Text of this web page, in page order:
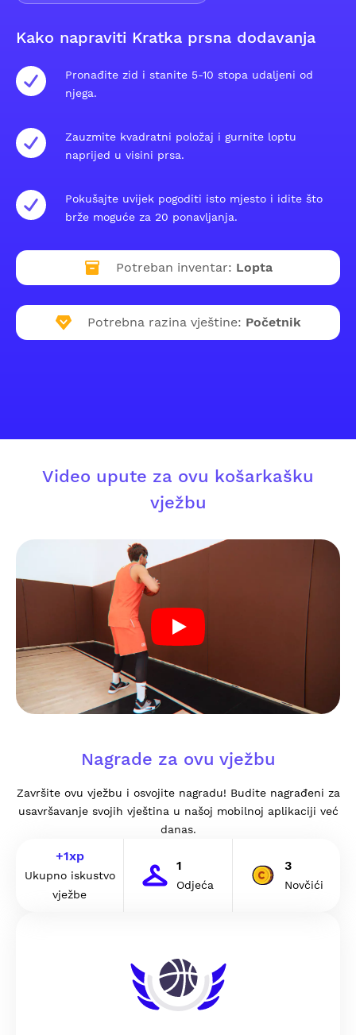
Kako napraviti Kratka prsna dodavanja
Pronađite zid i stanite 5-10 stopa udaljeni od
njega.
Zauzmite kvadratni položaj i gurnite loptu
naprijed u visini prsa.
Pokušajte uvijek pogoditi isto mjesto i idite što
brže moguće za 20 ponavljanja.
Potreban inventar: Lopta
Potrebna razina vještine: Početnik
Video upute za ovu košarkašku
vježbu
Nagrade za ovu vježbu
Završite ovu vježbu i osvojite nagradu! Budite nagrađeni za
usavršavanje svojih vještina u našoj mobilnoj aplikaciji već
danas.
+1xp
Ukupno iskustvo
vježbe
1
Odjeća
3
Novčići